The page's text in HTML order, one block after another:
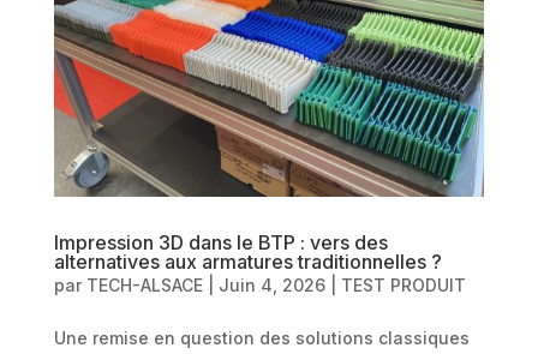
Impression 3D dans le BTP : vers des
alternatives aux armatures traditionnelles ?
par TECH-ALSACE| Juin 4, 2026| TEST PRODUIT
Une remise en question des solutions classiques